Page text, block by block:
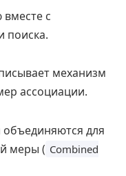
с
поиска.
механизм
ассоциации.
для
меры ( Combined